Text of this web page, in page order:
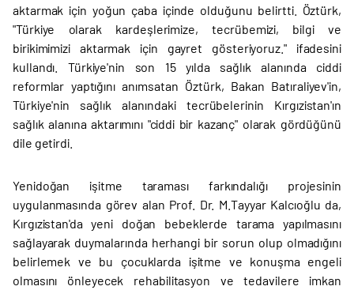
aktarmak için yoğun çaba içinde olduğunu belirtti. Öztürk,
"Türkiye olarak kardeşlerimize, tecrübemizi, bilgi ve
birikimimizi aktarmak için gayret gösteriyoruz." ifadesini
kullandı. Türkiye'nin son 15 yılda sağlık alanında ciddi
reformlar yaptığını anımsatan Öztürk, Bakan Batıraliyev'in,
Türkiye'nin sağlık alanındaki tecrübelerinin Kırgızistan'ın
sağlık alanına aktarımını "ciddi bir kazanç" olarak gördüğünü
dile getirdi.
Yenidoğan işitme taraması farkındalığı projesinin
uygulanmasında görev alan Prof. Dr. M.Tayyar Kalcıoğlu da,
Kırgızistan'da yeni doğan bebeklerde tarama yapılmasını
sağlayarak duymalarında herhangi bir sorun olup olmadığını
belirlemek ve bu çocuklarda işitme ve konuşma engeli
olmasını önleyecek rehabilitasyon ve tedavilere imkan